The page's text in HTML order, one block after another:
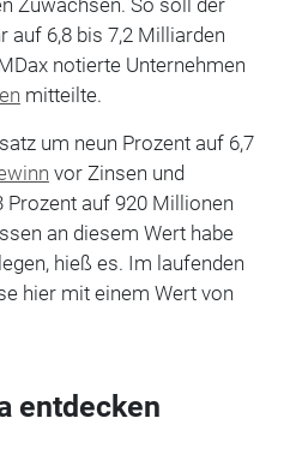
auf 6,8 bis 7,2 Milliarden
notierte Unternehmen
mitteilte.
um neun Prozent auf 6,7
vor Zinsen und
Prozent auf 920 Millionen
an diesem Wert habe
hieß es. Im laufenden
hier mit einem Wert von
entdecken